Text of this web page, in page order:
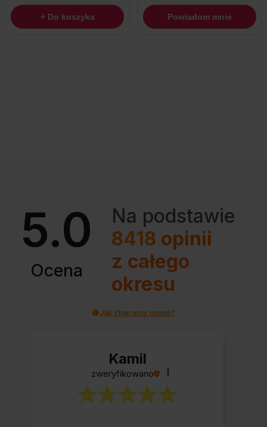
+ Do koszyka Powiadom mnie
5.0
Ocena
Na podstawie
8418 opinii
z całego
okresu
Jak zbieramy opinie?
Kamil
zweryfikowano